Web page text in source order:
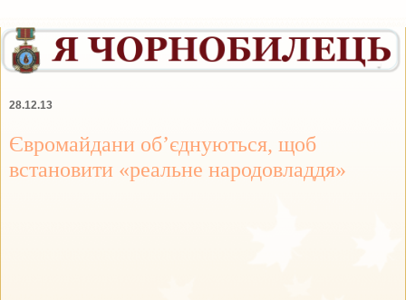
28.12.13
Євромайдани об’єднуються, щоб
встановити «реальне народовладдя»